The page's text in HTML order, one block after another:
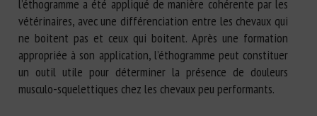
l’éthogramme a été appliqué de manière cohérente par les
vétérinaires, avec une différenciation entre les chevaux qui
ne boitent pas et ceux qui boitent. Après une formation
appropriée à son application, l’éthogramme peut constituer
un outil utile pour déterminer la présence de douleurs
musculo-squelettiques chez les chevaux peu performants.